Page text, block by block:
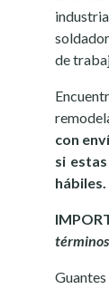
de
con
si
hábiles.